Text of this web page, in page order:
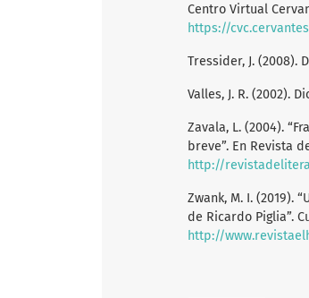
Centro Virtual
https://
Tressider, J. (2008).
Valles, J. R. (2002).
Zavala, L. (2004).
breve”. En Revista
http://
Zwank, M. I. (2019).
de Ricardo Piglia”.
http://